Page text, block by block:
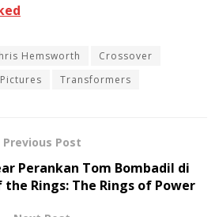
Hemsworth
Crossover
Transformers
Previous Post
Perankan Tom Bombadil di
Rings: The Rings of Power